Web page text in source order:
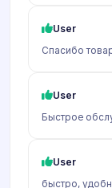
User
Спасибо
User
Быстрое
User
быстро,